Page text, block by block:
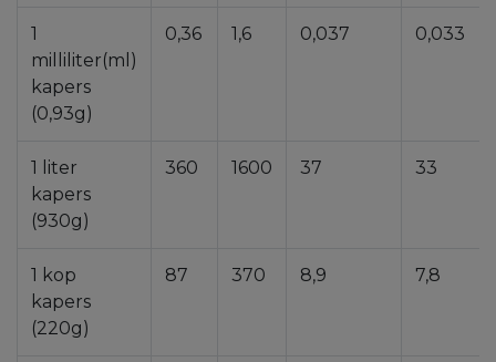
1
milliliter(ml)
kapers
(0,93g)
0,36 1,6 0,037 0,033
1 liter
kapers
(930g)
360 1600 37 33
1 kop
kapers
(220g)
87 370 8,9 7,8